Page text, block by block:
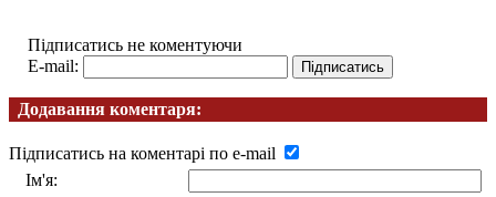
Підписатись не коментуючи
E-mail:
Додавання коментаря:
Підписатись на коментарі по e-mail
Ім'я: